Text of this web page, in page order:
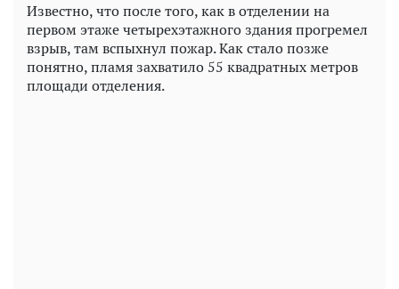
Известно, что после того, как в отделении на
первом этаже четырехэтажного здания прогремел
взрыв, там вспыхнул пожар. Как стало позже
понятно, пламя захватило 55 квадратных метров
площади отделения.